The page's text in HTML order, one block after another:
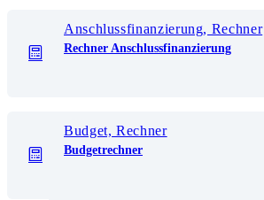
Anschlussfinanzierung, Rechner
Rechner Anschlussfinanzierung
Budget, Rechner
Budgetrechner